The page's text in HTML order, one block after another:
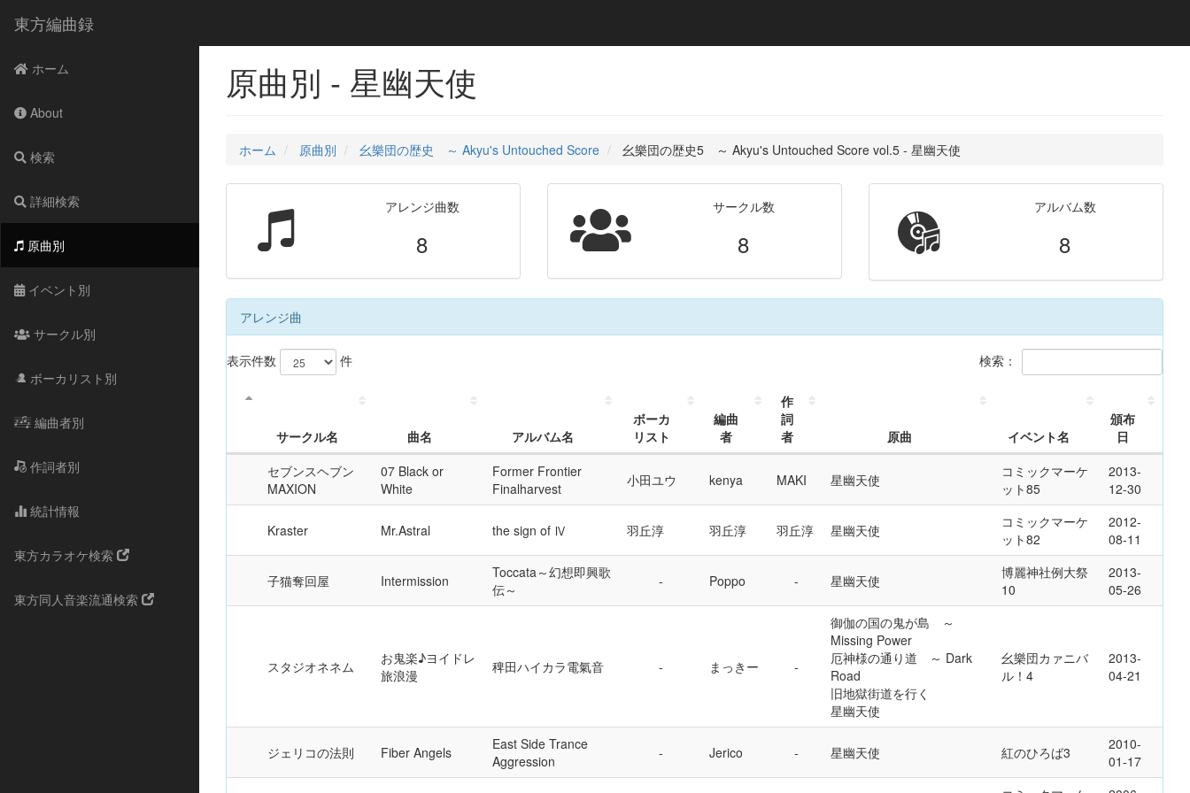
東方編曲録
ホーム
About
検索
詳細検索
原曲別
イベント別
サークル別
ボーカリスト別
編曲者別
作詞者別
統計情報
東方カラオケ検索
東方同人音楽流通検索
原曲別 - 星幽天使
ホーム 原曲別 幺樂団の歴史 ～ Akyu's Untouched Score 幺樂団の歴史5 ～ Akyu's Untouched Score vol.5 - 星幽天使
アレンジ曲数
8
サークル数
8
アルバム数
8
アレンジ曲
表示件数 件 検索：
サークル名 曲名 アルバム名
ボーカ
リスト
編曲
者
作
詞
者
原曲 イベント名
頒布
日
セブンスヘブン
MAXION
07 Black or
White
Former Frontier
Finalharvest
小田ユウ kenya MAKI 星幽天使
コミックマーケ
ット85
2013-
12-30
Kraster Mr.Astral the sign of Ⅳ 羽丘淳 羽丘淳 羽丘淳 星幽天使
コミックマーケ
ット82
2012-
08-11
子猫奪回屋 Intermission
Toccata～幻想即興歌
伝～
Poppo 星幽天使
博麗神社例大祭
10
2013-
05-26
スタジオネネム
お鬼楽♪ヨイドレ
旅浪漫
稗田ハイカラ電氣音 まっきー
御伽の国の鬼が島 ～
Missing Power
厄神様の通り道 ～ Dark
Road
旧地獄街道を行く
星幽天使
幺樂団カァニバ
ル！4
2013-
04-21
ジェリコの法則 Fiber Angels
East Side Trance
Aggression
Jerico 星幽天使 紅のひろば3
2010-
01-17